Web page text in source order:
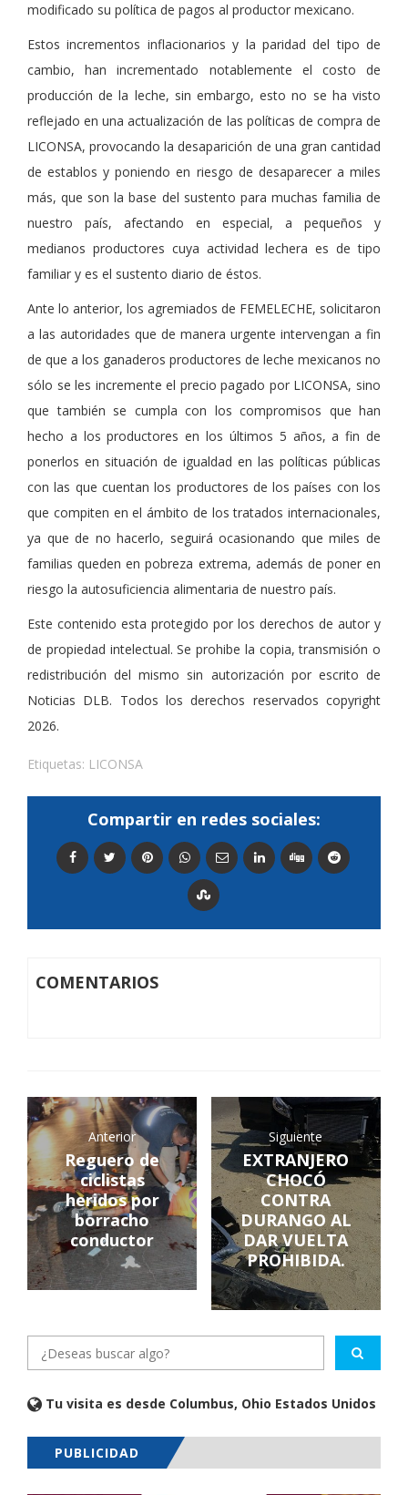
modificado su política de pagos al productor mexicano.
Estos incrementos inflacionarios y la paridad del tipo de
cambio, han incrementado notablemente el costo de
producción de la leche, sin embargo, esto no se ha visto
reflejado en una actualización de las políticas de compra de
LICONSA, provocando la desaparición de una gran cantidad
de establos y poniendo en riesgo de desaparecer a miles
más, que son la base del sustento para muchas familia de
nuestro país, afectando en especial, a pequeños y
medianos productores cuya actividad lechera es de tipo
familiar y es el sustento diario de éstos.
Ante lo anterior, los agremiados de FEMELECHE, solicitaron
a las autoridades que de manera urgente intervengan a fin
de que a los ganaderos productores de leche mexicanos no
sólo se les incremente el precio pagado por LICONSA, sino
que también se cumpla con los compromisos que han
hecho a los productores en los últimos 5 años, a fin de
ponerlos en situación de igualdad en las políticas públicas
con las que cuentan los productores de los países con los
que compiten en el ámbito de los tratados internacionales,
ya que de no hacerlo, seguirá ocasionando que miles de
familias queden en pobreza extrema, además de poner en
riesgo la autosuficiencia alimentaria de nuestro país.
Este contenido esta protegido por los derechos de autor y
de propiedad intelectual. Se prohibe la copia, transmisión o
redistribución del mismo sin autorización por escrito de
Noticias DLB. Todos los derechos reservados copyright
2026.
Etiquetas: LICONSA
Compartir en redes sociales:
COMENTARIOS
Anterior
Reguero de
ciclistas
heridos por
borracho
conductor
Siguiente
EXTRANJERO
CHOCÓ
CONTRA
DURANGO AL
DAR VUELTA
PROHIBIDA.
Tu visita es desde Columbus, Ohio Estados Unidos
PUBLICIDAD